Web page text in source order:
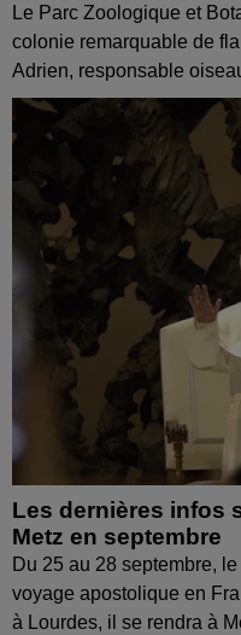
Le Parc Zoologique et
colonie remarquable de
Adrien, responsable
Les dernières infos
Metz en septembre
Du 25 au 28 septembre,
voyage apostolique en
à Lourdes, il se rendra à